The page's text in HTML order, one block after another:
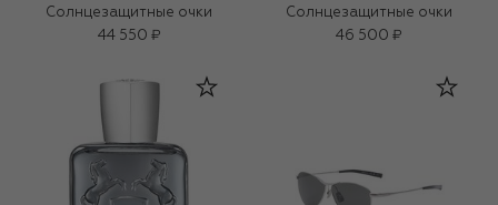
Солнцезащитные очки
44 550 ₽
Солнцезащитные очки
46 500 ₽